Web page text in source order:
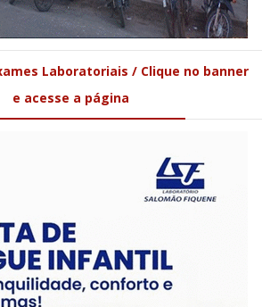
Laboratoriais / Clique no banner
e acesse a página